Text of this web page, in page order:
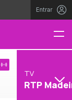
Entrar
TV
RTP